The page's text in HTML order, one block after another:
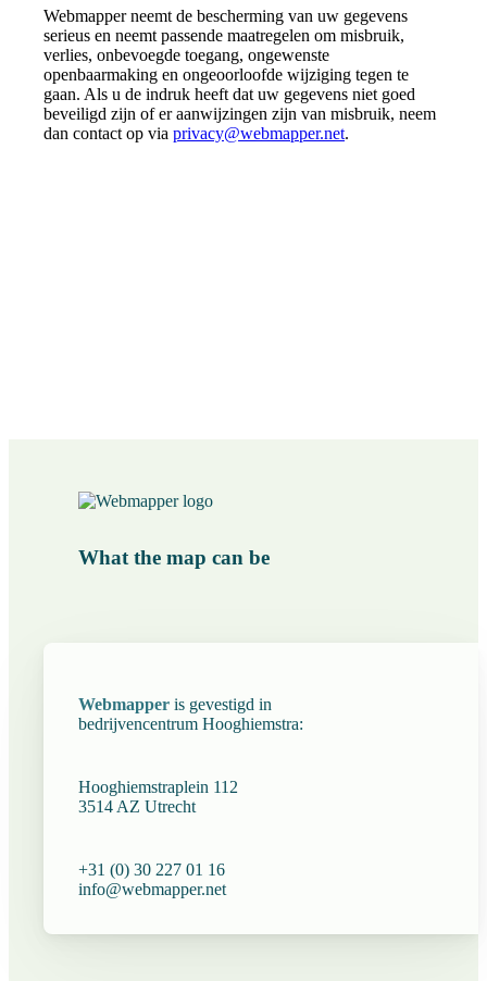
Webmapper neemt de bescherming van uw gegevens
serieus en neemt passende maatregelen om misbruik,
verlies, onbevoegde toegang, ongewenste
openbaarmaking en ongeoorloofde wijziging tegen te
gaan. Als u de indruk heeft dat uw gegevens niet goed
beveiligd zijn of er aanwijzingen zijn van misbruik, neem
dan contact op via privacy@webmapper.net.
What the map can be
Webmapper is gevestigd in
bedrijvencentrum Hooghiemstra:
Hooghiemstraplein 112
3514 AZ Utrecht
+31 (0) 30 227 01 16
info@webmapper.net